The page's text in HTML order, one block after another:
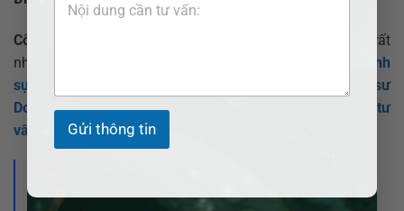
Gửi thông tin
Công ty Luật TNHH ADB SAIGON
hỗ trợ đa dạng trên rất
nhiều các lĩnh vực pháp lý khác nhau như
Luật sư Hình
sự
Luật sư
Doanh Nghiệp,Luật sư Đất đai ,tư
vấn luật thừa kế,…